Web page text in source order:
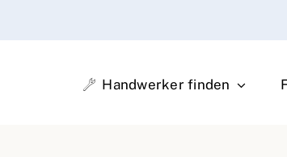
Handwerker finden